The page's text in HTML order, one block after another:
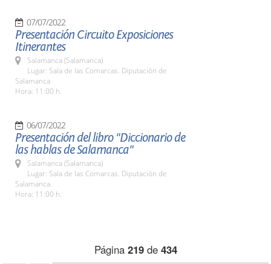
07/07/2022
Presentación Circuito Exposiciones
Itinerantes
Salamanca (Salamanca)
Lugar: Sala de las Comarcas. Diputación de
Salamanca
Hora: 11:00 h.
06/07/2022
Presentación del libro "Diccionario de
las hablas de Salamanca"
Salamanca (Salamanca)
Lugar: Sala de las Comarcas. Diputación de
Salamanca.
Hora: 11:00 h.
Página 219de 434